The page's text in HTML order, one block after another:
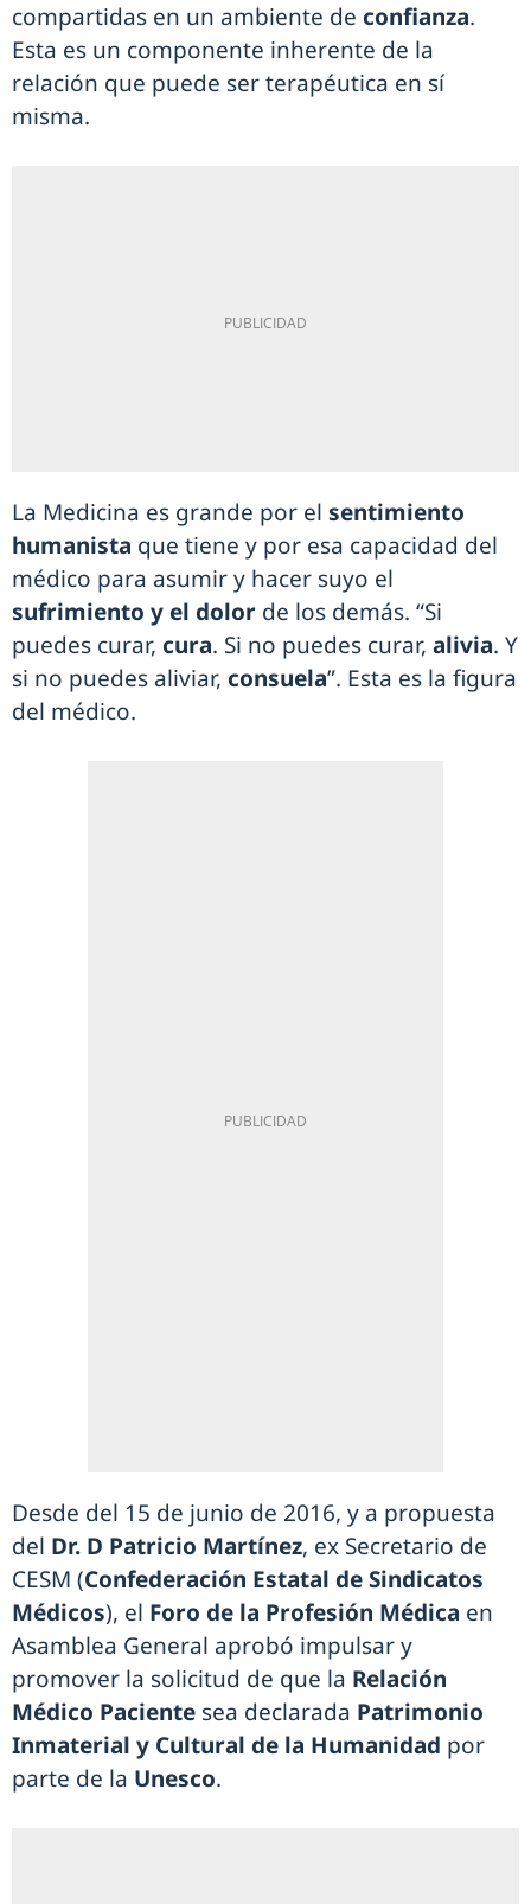
compartidas en un ambiente de confianza.
Esta es un componente inherente de la
relación que puede ser terapéutica en sí
misma.
La Medicina es grande por el sentimiento
humanista que tiene y por esa capacidad del
médico para asumir y hacer suyo el
sufrimiento y el dolor de los demás. “Si
puedes curar, cura. Si no puedes curar, alivia. Y
si no puedes aliviar, consuela”. Esta es la figura
del médico.
Desde del 15 de junio de 2016, y a propuesta
del Dr. D Patricio Martínez, ex Secretario de
CESM (Confederación Estatal de Sindicatos
Médicos), el Foro de la Profesión Médica en
Asamblea General aprobó impulsar y
promover la solicitud de que la Relación
Médico Paciente sea declarada Patrimonio
Inmaterial y Cultural de la Humanidad por
parte de la Unesco.